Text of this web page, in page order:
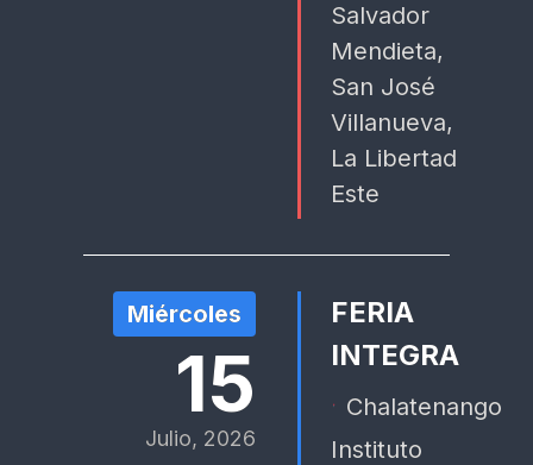
Salvador
Mendieta,
San José
Villanueva,
La Libertad
Este
Miércoles
15
Julio, 2026
FERIA
INTEGRA
Chalatenango
Instituto